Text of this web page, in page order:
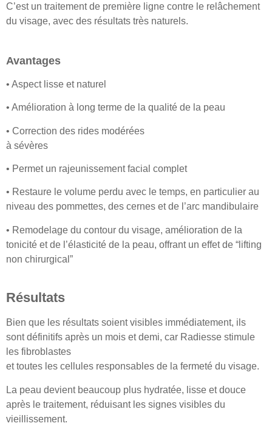
C’est un traitement de première ligne contre le relâchement
du visage, avec des résultats très naturels.
Avantages
• Aspect lisse et naturel
• Amélioration à long terme de la qualité de la peau
• Correction des rides modérées
à sévères
• Permet un rajeunissement facial complet
• Restaure le volume perdu avec le temps, en particulier au
niveau des pommettes, des cernes et de l’arc mandibulaire
• Remodelage du contour du visage, amélioration de la
tonicité et de l’élasticité de la peau, offrant un effet de “lifting
non chirurgical”
Résultats
Bien que les résultats soient visibles immédiatement, ils
sont définitifs après un mois et demi, car Radiesse stimule
les fibroblastes
et toutes les cellules responsables de la fermeté du visage.
La peau devient beaucoup plus hydratée, lisse et douce
après le traitement, réduisant les signes visibles du
vieillissement.